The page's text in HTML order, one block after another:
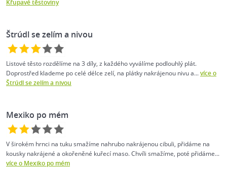
Křupavé těstoviny
Štrúdl se zelím a nivou
Listové těsto rozdělíme na 3 díly, z každého vyválíme podlouhlý plát.
Doprostřed klademe po celé délce zelí, na plátky nakrájenou nivu a...více o
Štrúdl se zelím a nivou
Mexiko po mém
V širokém hrnci na tuku smažíme nahrubo nakrájenou cibuli, přidáme na
kousky nakrájené a okořeněné kuřecí maso. Chvíli smažíme, poté přidáme...
více o Mexiko po mém